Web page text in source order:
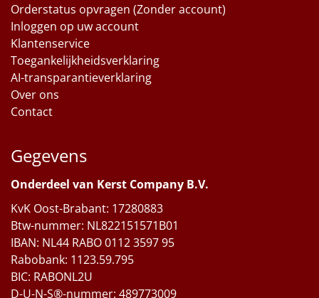
Orderstatus opvragen (Zonder account)
Inloggen op uw account
Klantenservice
Toegankelijkheidsverklaring
AI-transparantieverklaring
Over ons
Contact
Gegevens
Onderdeel van Kerst Company B.V.
KvK Oost-Brabant: 17280883
Btw-nummer: NL822151571B01
IBAN: NL44 RABO 0112 3597 95
Rabobank: 1123.59.795
BIC: RABONL2U
D-U-N-S®-nummer: 489773009